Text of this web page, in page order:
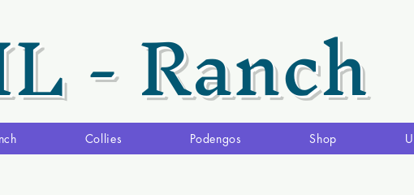
- Ranch
Collies Podengos Shop